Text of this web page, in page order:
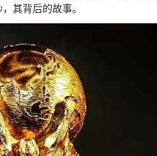
其背后的故事。